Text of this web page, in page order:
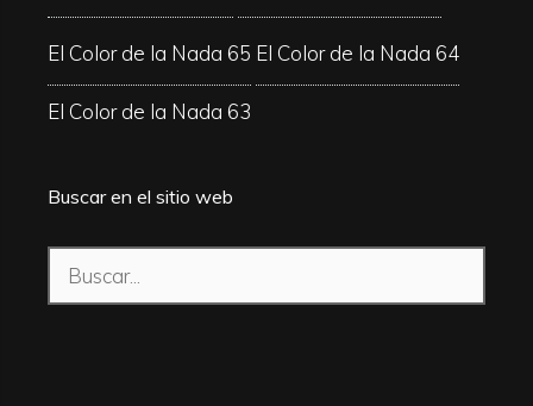
El Color de la Nada 65 El Color de la Nada 64
El Color de la Nada 63
Buscar en el sitio web
Buscar: